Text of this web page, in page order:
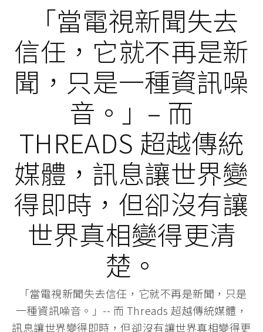
「當電視新聞失去
信任，它就不再是新
聞，只是一種資訊噪
音。」– 而
THREADS 超越傳統
媒體，訊息讓世界變
得即時，但卻沒有讓
世界真相變得更清
楚。
「當電視新聞失去信任，它就不再是新聞，只是
一種資訊噪音。」-- 而 Threads 超越傳統媒體，
訊息讓世界變得即時，但卻沒有讓世界真相變得更